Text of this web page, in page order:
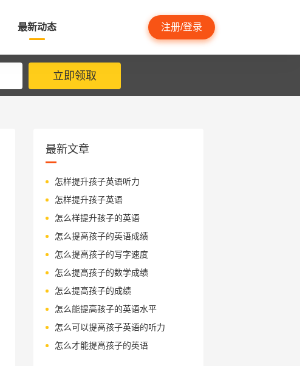
最新动态 注册/登录
立即领取
最新文章
怎样提升孩子英语听力
怎样提升孩子英语
怎么样提升孩子的英语
怎么提高孩子的英语成绩
怎么提高孩子的写字速度
怎么提高孩子的数学成绩
怎么提高孩子的成绩
怎么能提高孩子的英语水平
怎么可以提高孩子英语的听力
怎么才能提高孩子的英语